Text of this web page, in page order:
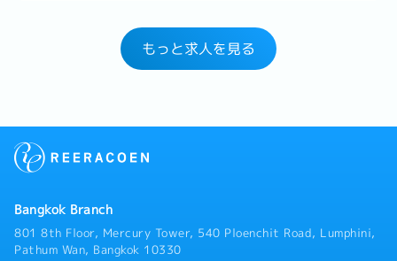
もっと求人を見る
Bangkok Branch
801 8th Floor, Mercury Tower, 540 Ploenchit Road, Lumphini,
Pathum Wan, Bangkok 10330